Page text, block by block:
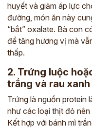
huyết và giảm áp lực
đường, món ăn này
“bắt” oxalate. Bà con
để tăng hương vị mà
thấp.
2. Trứng luộc
trắng và rau
Trứng là nguồn protein
như các loại thịt đỏ
Kết hợp với bánh mì